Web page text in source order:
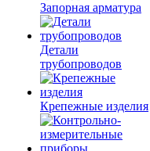
Запорная арматура
Детали
трубопроводов
Крепежные изделия